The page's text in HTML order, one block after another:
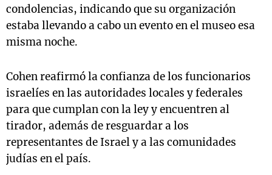
condolencias, indicando que su organización
estaba llevando a cabo un evento en el museo esa
misma noche.
Cohen reafirmó la confianza de los funcionarios
israelíes en las autoridades locales y federales
para que cumplan con la ley y encuentren al
tirador, además de resguardar a los
representantes de Israel y a las comunidades
judías en el país.